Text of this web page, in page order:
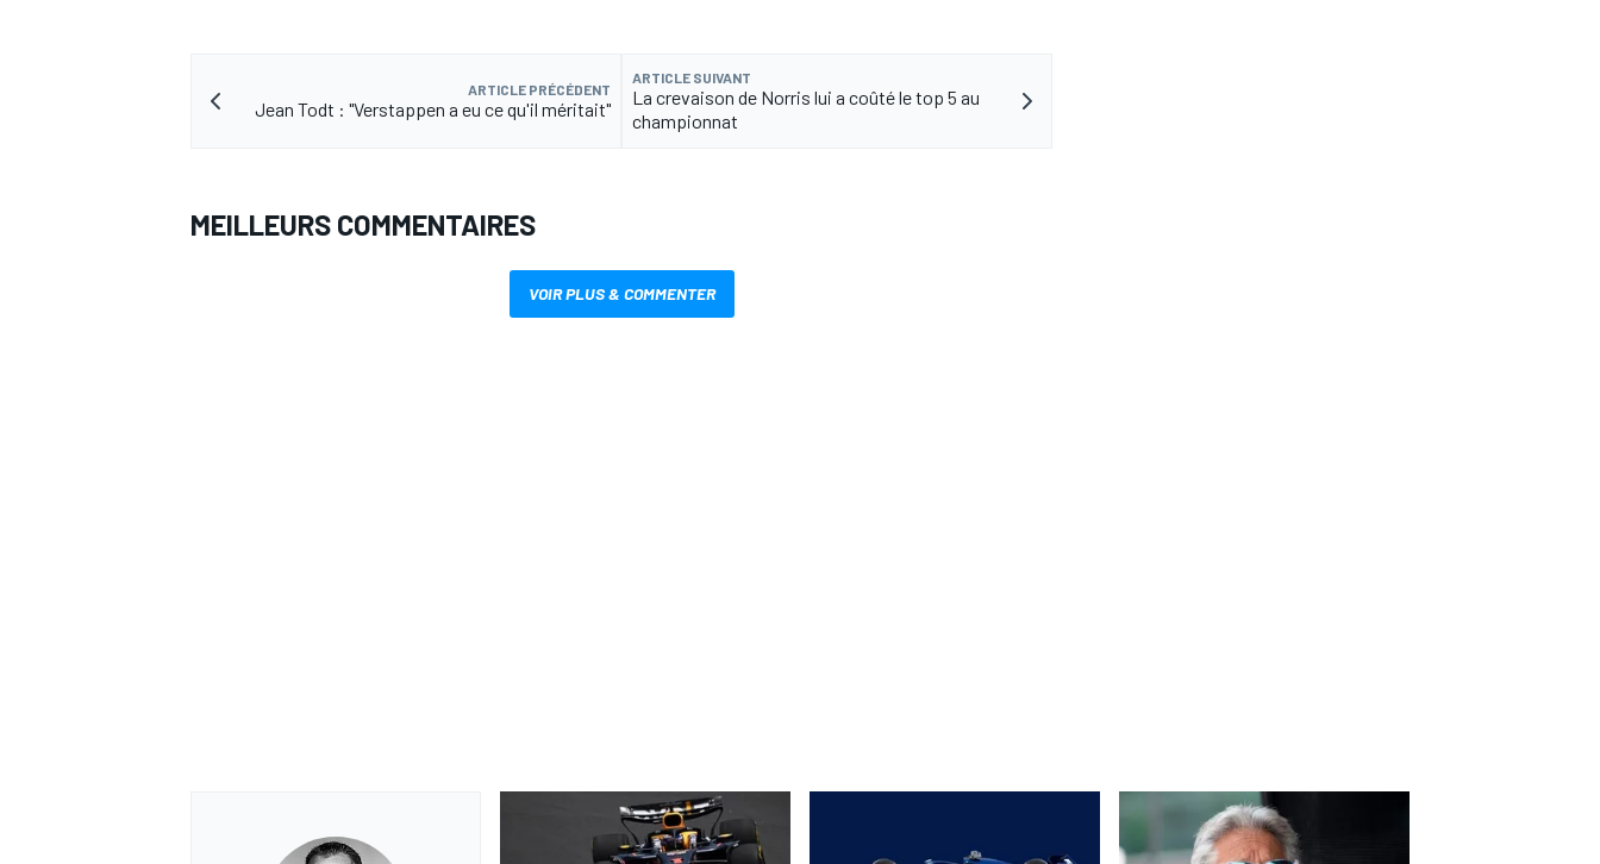
ARTICLE PRÉCÉDENT
Jean Todt : "Verstappen a eu ce qu'il méritait"
ARTICLE SUIVANT
La crevaison de Norris lui a coûté le top 5 au
championnat
MEILLEURS COMMENTAIRES
VOIR PLUS & COMMENTER